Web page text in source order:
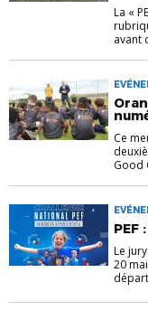
La «
avant
CLUBS
Ce
Good
CLUBS
PEF
Le
20